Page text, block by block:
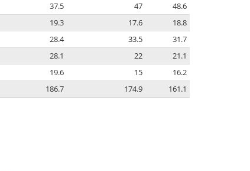
37.5 47
48.6
19.3 17.6
18.8
28.4 33.5
31.7
28.1 22
21.1
19.6 15
16.2
186.7 174.9 161.1